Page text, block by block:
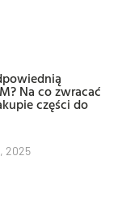
Na co zwracać
części do
2025